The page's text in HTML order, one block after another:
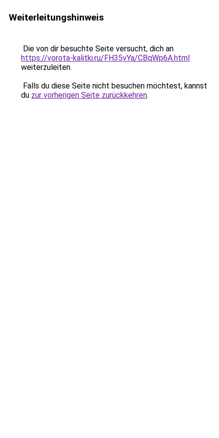
Weiterleitungshinweis
Die von dir besuchte Seite versucht, dich an
https://vorota-kalitki.ru/FH35vYa/CBqWp6A.html
weiterzuleiten.
Falls du diese Seite nicht besuchen möchtest, kannst
du zur vorherigen Seite zurückkehren.